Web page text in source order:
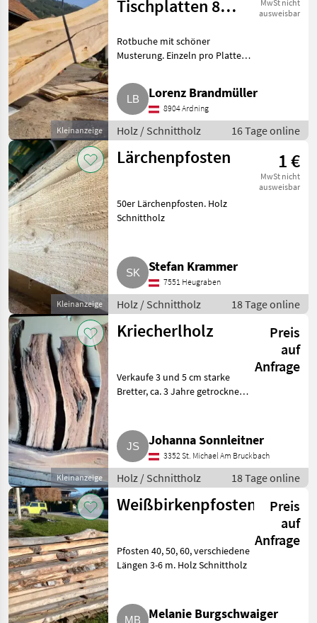
Kleinanzeige
Tischplatten 80
MwSt nicht
ausweisbar
Rotbuche mit schöner
Musterung. Einzeln pro Platte €
800, -. Gesamt sind es 2 Platten
und ein Reststück. Breite bis
Lorenz Brandmüller
8904 Ardning
Holz / Schnittholz 16 Tage online
Kleinanzeige
Lärchenpfosten 1 €
MwSt nicht
ausweisbar
50er Lärchenpfosten. Holz
Schnittholz
Stefan Krammer
7551 Heugraben
Holz / Schnittholz 18 Tage online
Kleinanzeige
Kriecherlholz
Preis
auf
Anfrage
Verkaufe 3 und 5 cm starke
Bretter, ca. 3 Jahre getrocknet.
Johanna Sonnleitner
3352 St. Michael Am Bruckbach
Holz / Schnittholz 18 Tage online
Weißbirkenpfosten
Preis
auf
Anfrage
Pfosten 40, 50, 60, verschiedene
Längen 3-6 m. Holz Schnittholz
Melanie Burgschwaiger